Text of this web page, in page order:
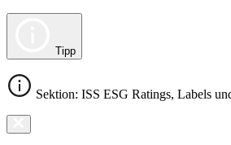
Tipp
Sektion: ISS ESG Ratings, Labels